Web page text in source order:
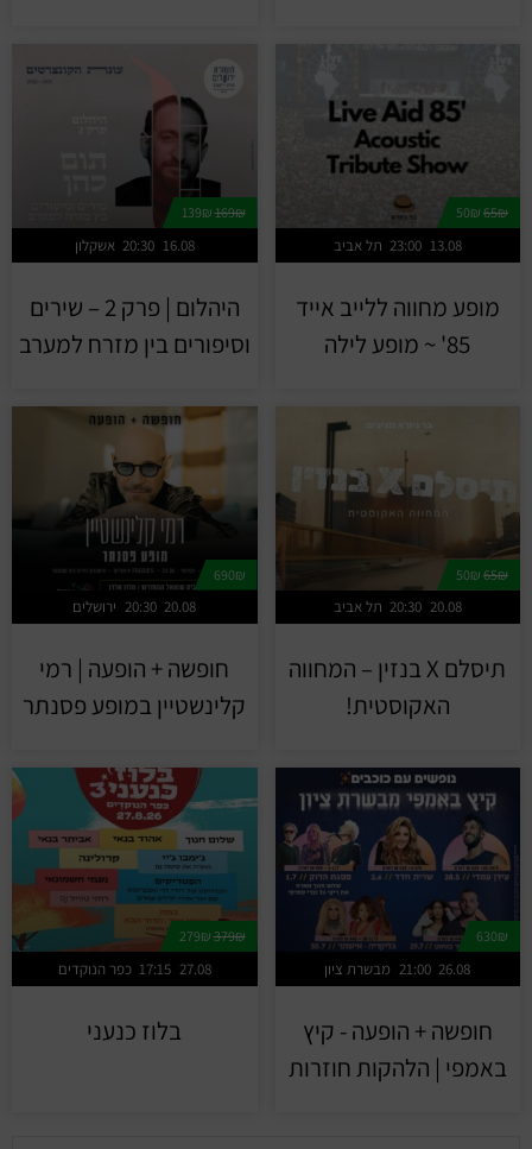
65₪
תל אביב 23:00 13.08
מופע מחווה ללייב אייד
85' ~ מופע לילה
169₪
139₪
אשקלון 20:30 16.08
היהלום | פרק 2 – שירים
וסיפורים בין מזרח למערב
65₪
תל אביב 20:30 20.08
תיסלם X בנזין – המחווה
האקוסטית!
690₪
ירושלים 20:30 20.08
חופשה + הופעה | רמי
קלינשטיין במופע פסנתר
630₪
מבשרת ציון 21:00 26.08
חופשה + הופעה - קיץ
באמפי | הלהקות חוזרות
379₪
279₪
כפר הנוקדים 17:15 27.08
בלוז כנעני